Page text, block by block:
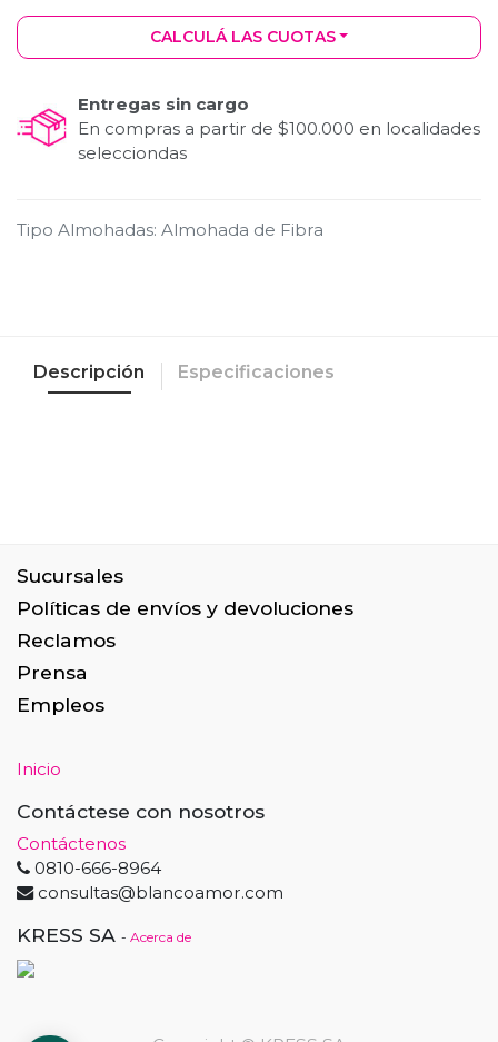
CALCULÁ LAS CUOTAS
Entregas sin cargo
En compras a partir de $100.000 en localidades
selecciondas
Tipo Almohadas: Almohada de Fibra
Descripción Especificaciones
Sucursales
Políticas de envíos y devoluciones
Reclamos
Prensa
Empleos
Inicio
Contáctese con nosotros
Contáctenos
0810-666-8964
consultas@blancoamor.com
KRESS SA - Acerca de